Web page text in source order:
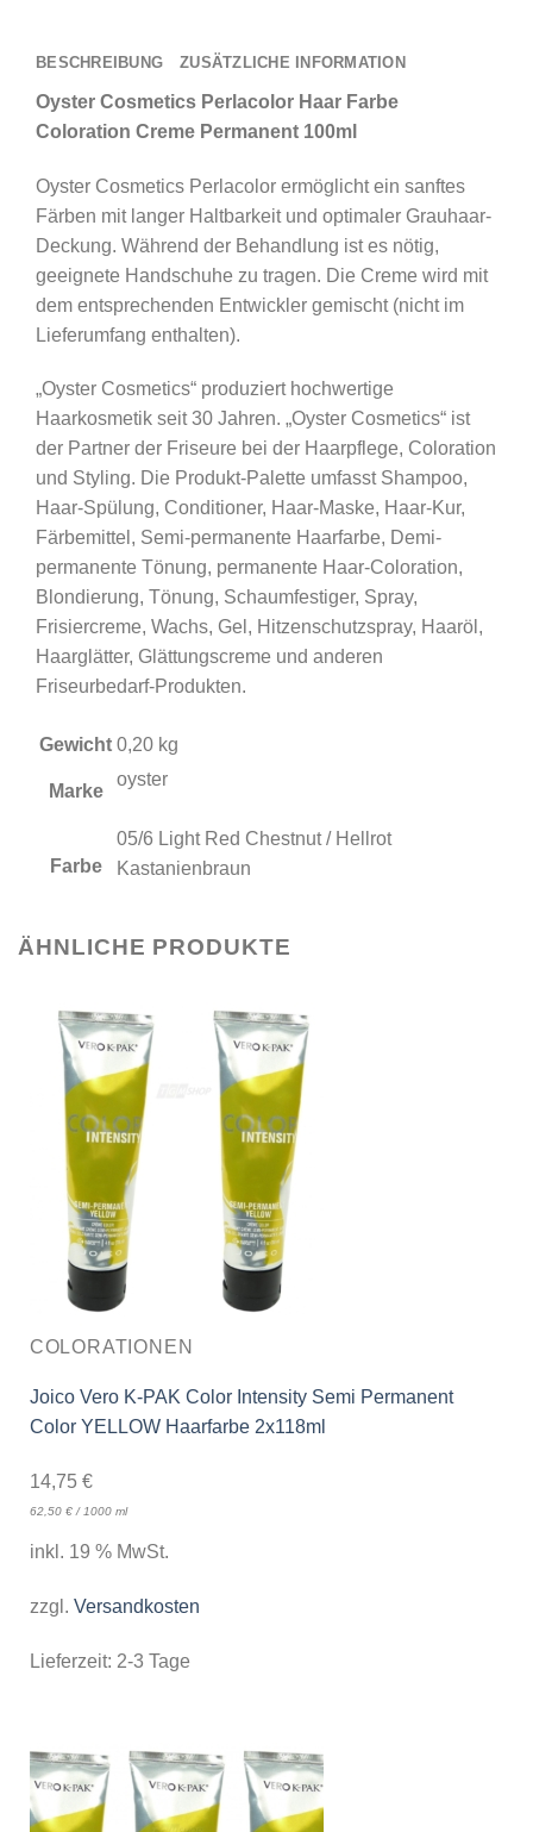
100ml
-
05/6
Red
Chestnut
/
Hellrot
Kastanienbraun
Menge
BESCHREIBUNG ZUSÄTZLICHE INFORMATION
Oyster Cosmetics Perlacolor Haar Farbe
Coloration Creme Permanent 100ml
Oyster Cosmetics Perlacolor ermöglicht ein sanftes
Färben mit langer Haltbarkeit und optimaler Grauhaar-
Deckung. Während der Behandlung ist es nötig,
geeignete Handschuhe zu tragen. Die Creme wird mit
dem entsprechenden Entwickler gemischt (nicht im
Lieferumfang enthalten).
„Oyster Cosmetics“ produziert hochwertige
Haarkosmetik seit 30 Jahren. „Oyster Cosmetics“ ist
der Partner der Friseure bei der Haarpflege, Coloration
und Styling. Die Produkt-Palette umfasst Shampoo,
Haar-Spülung, Conditioner, Haar-Maske, Haar-Kur,
Färbemittel, Semi-permanente Haarfarbe, Demi-
permanente Tönung, permanente Haar-Coloration,
Blondierung, Tönung, Schaumfestiger, Spray,
Frisiercreme, Wachs, Gel, Hitzenschutzspray, Haaröl,
Haarglätter, Glättungscreme und anderen
Friseurbedarf-Produkten.
Gewicht 0,20 kg
Marke
oyster
Farbe
05/6 Light Red Chestnut / Hellrot
Kastanienbraun
ÄHNLICHE PRODUKTE
COLORATIONEN
Joico Vero K-PAK Color Intensity Semi Permanent
Color YELLOW Haarfarbe 2x118ml
14,75 €
62,50 €/1000 ml
inkl. 19 % MwSt.
zzgl. Versandkosten
Lieferzeit: 2-3 Tage